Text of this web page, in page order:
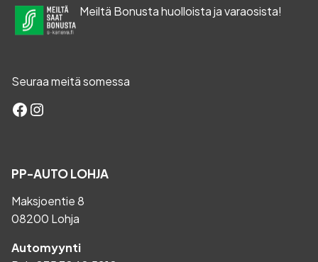
Meiltä Bonusta huolloista ja varaosista!
Seuraa meitä somessa
Facebook
Instagram
PP-AUTO LOHJA
Maksjoentie 8
08200 Lohja
Automyynti